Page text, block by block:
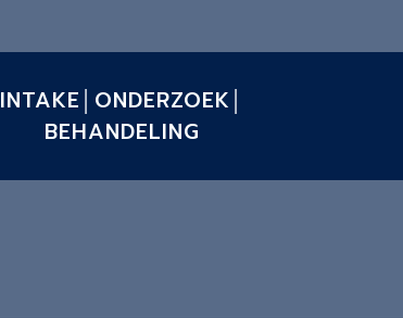
INTAKE│ONDERZOEK│
BEHANDELING